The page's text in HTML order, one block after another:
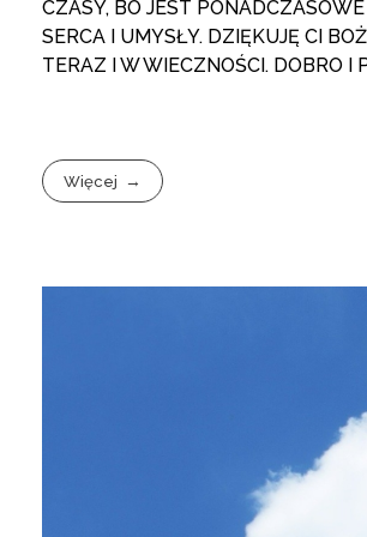
CZASY, BO JEST
SERCA I UMYSŁY. DZIĘKUJĘ CI
TERAZ I W WIECZNOŚCI. DOBRO I
Więcej